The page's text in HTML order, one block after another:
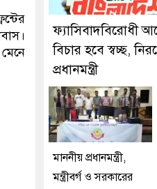
মডেল থানা পুলিশ
ফ্যাসিবাদবিরোধী
বিচার হবে স্বচ্ছ,
প্রধানমন্ত্রী
মাননীয় প্রধানমন্ত্রী,
মন্ত্রীবর্গ ও সরকারের